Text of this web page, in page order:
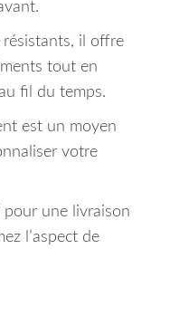
résistants, il offre
tout en
fil du temps.
est un moyen
votre
pour une livraison
l’aspect de